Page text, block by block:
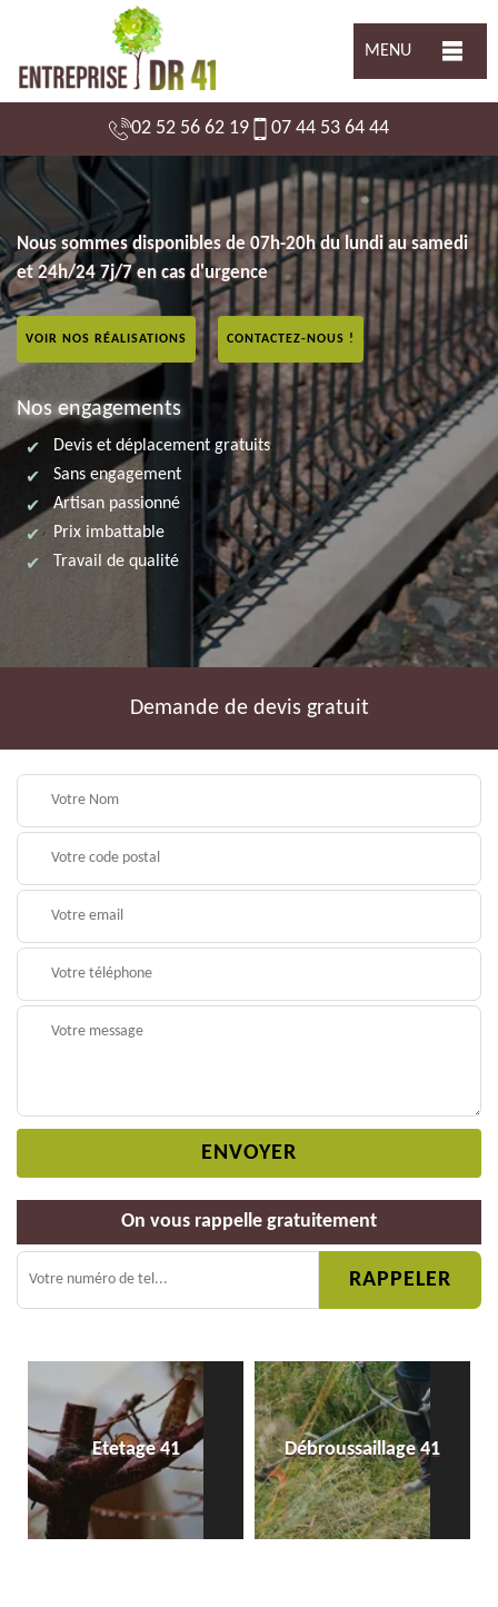
MENU
02 52 56 62 19 07 44 53 64 44
Nous sommes disponibles de 07h-20h du lundi au samedi
et 24h/24 7j/7 en cas d'urgence
VOIR NOS RÉALISATIONS CONTACTEZ-NOUS !
Nos engagements
Devis et déplacement gratuits
Sans engagement
Artisan passionné
Prix imbattable
Travail de qualité
Demande de devis gratuit
On vous rappelle gratuitement
Etetage 41 Débroussaillage 41